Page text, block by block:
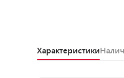
Характеристики